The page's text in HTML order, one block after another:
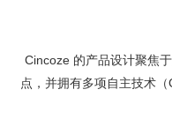
Cincoze 的产品设计聚焦
点，并拥有多项自主技术